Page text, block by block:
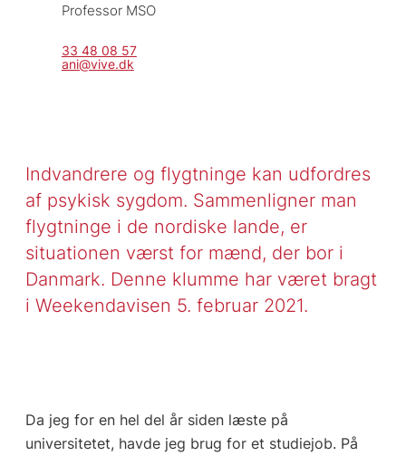
Professor MSO
33 48 08 57
ani@vive.dk
Indvandrere og flygtninge kan udfordres
af psykisk sygdom. Sammenligner man
flygtninge i de nordiske lande, er
situationen værst for mænd, der bor i
Danmark. Denne klumme har været bragt
i Weekendavisen 5. februar 2021.
Da jeg for en hel del år siden læste på
universitetet, havde jeg brug for et studiejob. På